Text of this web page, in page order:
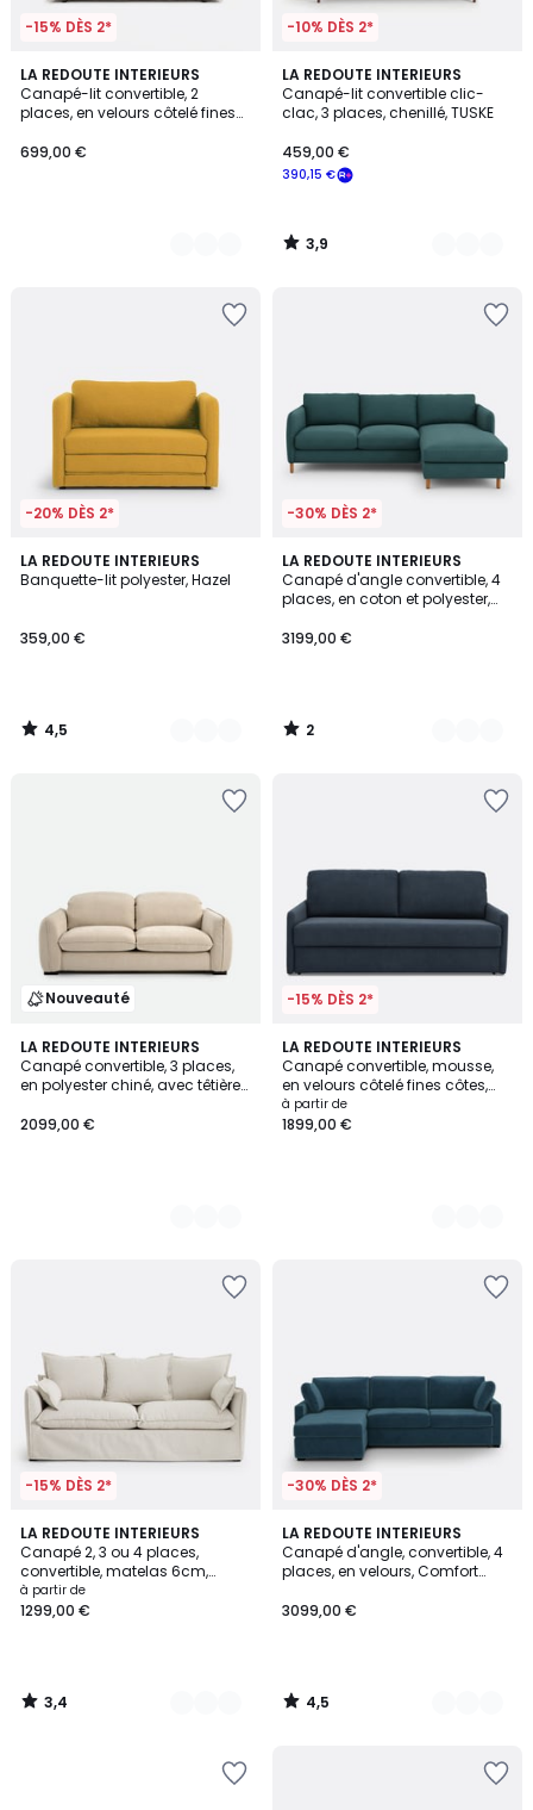
-15% DÈS 2*
LA REDOUTE INTERIEURS
Canapé-lit convertible, 2
places, en velours côtelé fines
699,00 €
6
Couleurs
-10% DÈS 2*
LA REDOUTE INTERIEURS
Canapé-lit convertible clic-
clac, 3 places, chenillé, TUSKE
390,15 €
459,00 €
3,9
/ 5
4
Couleurs
3,9
/
-20% DÈS 2*
LA REDOUTE INTERIEURS
Banquette-lit polyester, Hazel
359,00 €
4,5
/ 5
2
Couleurs
4,5
/
-30% DÈS 2*
LA REDOUTE INTERIEURS
Canapé d'angle convertible, 4
places, en coton et polyester,
3199,00 €
2
/
5
2
Couleurs
2
/
Nouveauté
LA REDOUTE INTERIEURS
Canapé convertible, 3 places,
en polyester chiné, avec têtières,
2099,00 €
5
Couleurs
-15% DÈS 2*
LA REDOUTE INTERIEURS
Canapé convertible, mousse,
en velours côtelé fines côtes,
MARTA
à partir de
1899,00 €
5
Couleurs
-15% DÈS 2*
LA REDOUTE INTERIEURS
Canapé 2, 3 ou 4 places,
convertible, matelas 6cm,
dehoussable, polyester, ODNA
à partir de
1299,00 €
3,4
/ 5
4
Couleurs
3,4
/
-30% DÈS 2*
LA REDOUTE INTERIEURS
Canapé d'angle, convertible, 4
places, en velours, Comfort
3099,00 €
4,5
/ 5
7
Couleurs
4,5
/